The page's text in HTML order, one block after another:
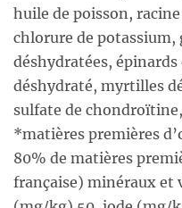
huile de poisson,
chlorure de potassium,
déshydratées,
déshydraté, myrtilles
sulfate de
*matières premières
80% de matières
française) minéraux